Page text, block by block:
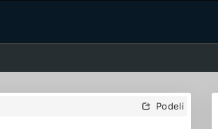
Podeli